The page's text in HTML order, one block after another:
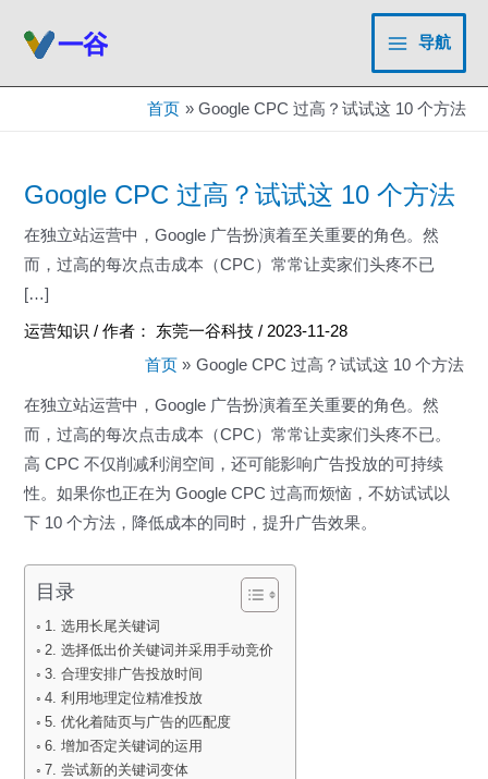
Main
Menu
导航
首页 Google CPC 过高？试试这 10 个方法
Google CPC 过高？试试这 10 个方法
在独立站运营中，Google 广告扮演着至关重要的角色。然
而，过高的每次点击成本（CPC）常常让卖家们头疼不已
[…]
运营知识 / 作者： 东莞一谷科技/ 2023-11-28
首页
Google CPC 过高？试试这 10 个方法
在独立站运营中，Google 广告扮演着至关重要的角色。然
而，过高的每次点击成本（CPC）常常让卖家们头疼不已。
高 CPC 不仅削减利润空间，还可能影响广告投放的可持续
性。如果你也正在为 Google CPC 过高而烦恼，不妨试试以
下 10 个方法，降低成本的同时，提升广告效果。
目录
1. 选用长尾关键词
2. 选择低出价关键词并采用手动竞价
3. 合理安排广告投放时间
4. 利用地理定位精准投放
5. 优化着陆页与广告的匹配度
6. 增加否定关键词的运用
7. 尝试新的关键词变体